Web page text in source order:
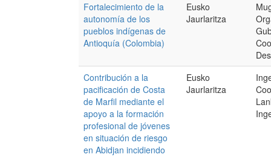
Fortalecimiento de la
autonomía de los
pueblos indígenas de
Antioquía (Colombia)
Eusko
Jaurlaritza
Contribución a la
pacificación de Costa
de Marfil mediante el
apoyo a la formación
profesional de jóvenes
en situación de riesgo
en Abidjan incidiendo
Eusko
Jaurlaritza